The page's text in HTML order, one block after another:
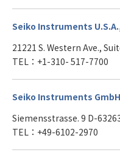
Seiko Instruments
21221 S. Western Ave.,
TEL：+1-310- 517-7700
Seiko Instruments GmbH
Siemensstrasse. 9 D-
TEL：+49-6102-2970